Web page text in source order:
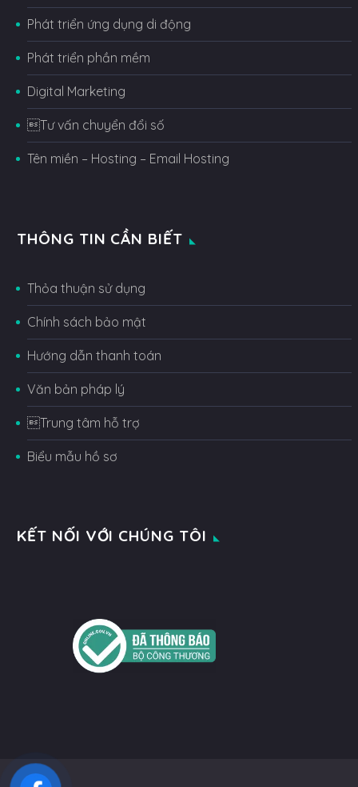
Phát triển ứng dụng di động
Phát triển phần mềm
Digital Marketing
Tư vấn chuyển đổi số
Tên miền – Hosting – Email Hosting
THÔNG TIN CẦN BIẾT
Thỏa thuận sử dụng
Chính sách bảo mật
Hướng dẫn thanh toán
Văn bản pháp lý
Trung tâm hỗ trợ
Biểu mẫu hồ sơ
KẾT NỐI VỚI CHÚNG TÔI